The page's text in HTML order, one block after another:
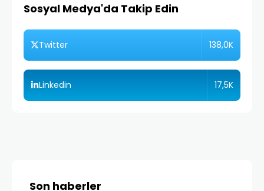
Sosyal Medya'da Takip Edin
Twitter 138,0K
Linkedin 17,5K
Son haberler